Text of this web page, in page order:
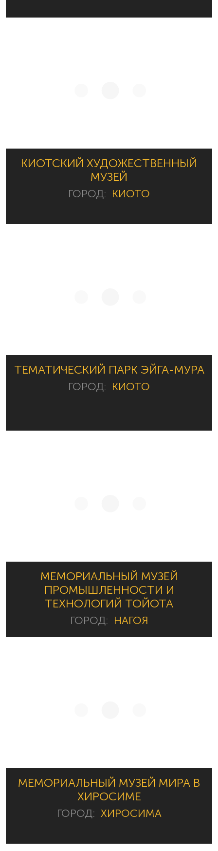
КИОТСКИЙ ХУДОЖЕСТВЕННЫЙ
МУЗЕЙ
ГОРОД: КИОТО
ТЕМАТИЧЕСКИЙ ПАРК ЭЙГА-МУРА
ГОРОД: КИОТО
МЕМОРИАЛЬНЫЙ МУЗЕЙ
ПРОМЫШЛЕННОСТИ И
ТЕХНОЛОГИЙ ТОЙОТА
ГОРОД: НАГОЯ
МЕМОРИАЛЬНЫЙ МУЗЕЙ МИРА В
ХИРОСИМЕ
ГОРОД: ХИРОСИМА